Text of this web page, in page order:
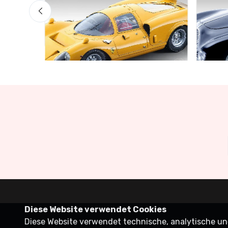
Diese Website verwendet Cookies
Diese Website verwendet technische, analytische